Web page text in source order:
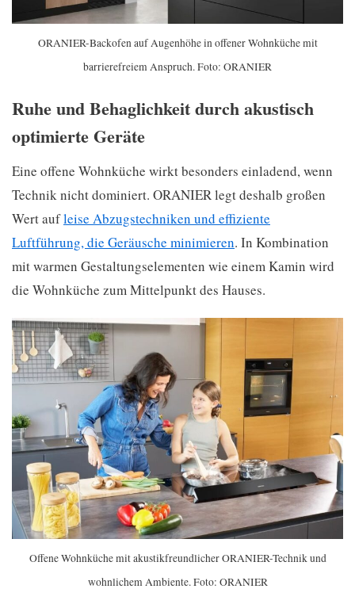
ORANIER-Backofen auf Augenhöhe in offener Wohnküche mit
barrierefreiem Anspruch. Foto: ORANIER
Ruhe und Behaglichkeit durch akustisch
optimierte Geräte
Eine offene Wohnküche wirkt besonders einladend, wenn
Technik nicht dominiert. ORANIER legt deshalb großen
Wert aufleise Abzugstechniken und effiziente
Luftführung, die Geräusche minimieren. In Kombination
mit warmen Gestaltungselementen wie einem Kamin wird
die Wohnküche zum Mittelpunkt des Hauses.
Offene Wohnküche mit akustikfreundlicher ORANIER-Technik und
wohnlichem Ambiente. Foto: ORANIER